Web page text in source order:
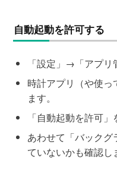
自動起動を許可する
「設定」→「アプリ
時計アプリ（や使
ます。
「自動起動を許可」
あわせて「バックグ
ていないかも確認し